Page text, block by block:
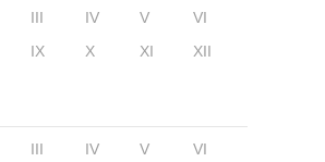
III IV V
VI
IX X XI XII
III IV V
VI